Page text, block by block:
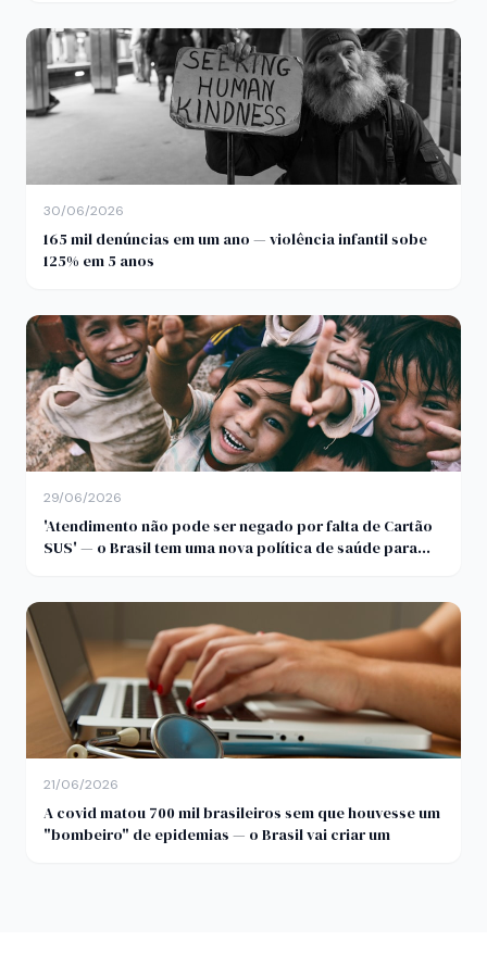
30/06/2026
165 mil denúncias em um ano — violência infantil sobe
125% em 5 anos
29/06/2026
'Atendimento não pode ser negado por falta de Cartão
SUS' — o Brasil tem uma nova política de saúde para
21/06/2026
A covid matou 700 mil brasileiros sem que houvesse um
"bombeiro" de epidemias — o Brasil vai criar um